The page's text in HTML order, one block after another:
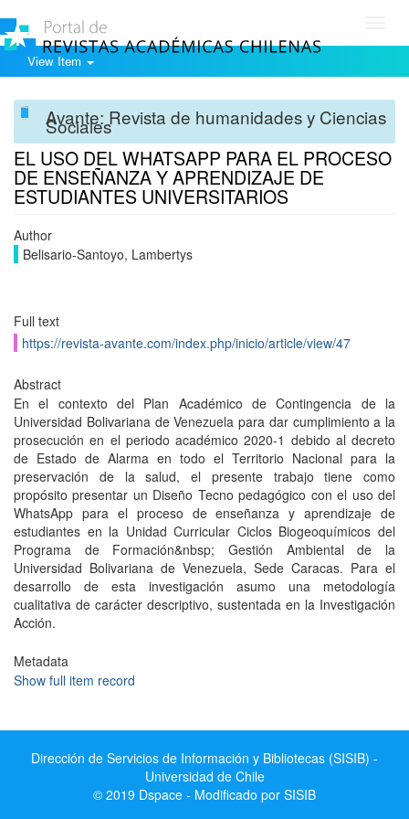
View Item
Avante: Revista de humanidades y Ciencias
Sociales
EL USO DEL WHATSAPP PARA EL PROCESO
DE ENSEÑANZA Y APRENDIZAJE DE
ESTUDIANTES UNIVERSITARIOS
Author
Belisario-Santoyo, Lambertys
Full text
https://revista-avante.com/index.php/inicio/article/view/47
Abstract
En el contexto del Plan Académico de Contingencia de la
Universidad Bolivariana de Venezuela para dar cumplimiento a la
prosecución en el periodo académico 2020-1 debido al decreto
de Estado de Alarma en todo el Territorio Nacional para la
preservación de la salud, el presente trabajo tiene como
propósito presentar un Diseño Tecno pedagógico con el uso del
WhatsApp para el proceso de enseñanza y aprendizaje de
estudiantes en la Unidad Curricular Ciclos Biogeoquímicos del
Programa de Formación&nbsp; Gestión Ambiental de la
Universidad Bolivariana de Venezuela, Sede Caracas. Para el
desarrollo de esta investigación asumo una metodología
cualitativa de carácter descriptivo, sustentada en la Investigación
Acción.
Metadata
Show full item record
Dirección de Servicios de Información y Bibliotecas (SISIB) -
Universidad de Chile
© 2019 Dspace - Modificado por SISIB